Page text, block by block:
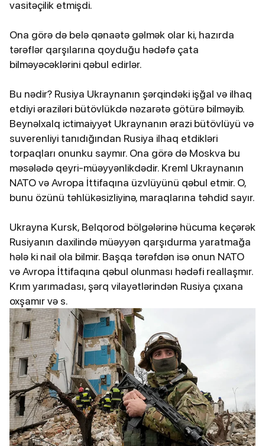
vasitəçilik etmişdi.
Ona görə də belə qənaətə gəlmək olar ki, hazırda
tərəflər qarşılarına qoyduğu hədəfə çata
bilməyəcəklərini qəbul edirlər.
Bu nədir? Rusiya Ukraynanın şərqindəki işğal və ilhaq
etdiyi əraziləri bütövlükdə nəzarətə götürə bilməyib.
Beynəlxalq ictimaiyyət Ukraynanın ərazi bütövlüyü və
suverenliyi tanıdığından Rusiya ilhaq etdikləri
torpaqları onunku saymır. Ona görə də Moskva bu
məsələdə qeyri-müəyyənlikdədir. Kreml Ukraynanın
NATO və Avropa İttifaqına üzvlüyünü qəbul etmir. O,
bunu özünü təhlükəsizliyinə, maraqlarına təhdid sayır.
Ukrayna Kursk, Belqorod bölgələrinə hücuma keçərək
Rusiyanın daxilində müəyyən qarşıdurma yaratmağa
hələ ki nail ola bilmir. Başqa tərəfdən isə onun NATO
və Avropa İttifaqına qəbul olunması hədəfi reallaşmır.
Krım yarımadası, şərq vilayətlərindən Rusiya çıxana
oxşamır və s.